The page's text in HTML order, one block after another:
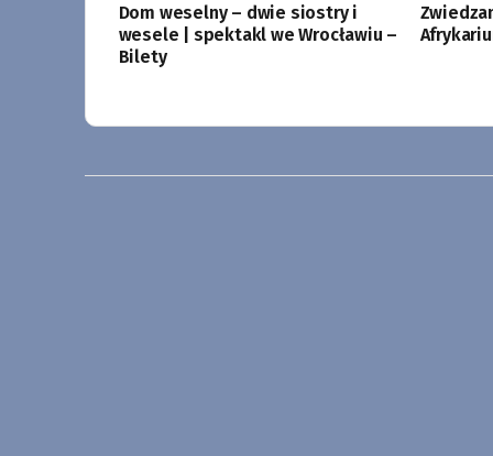
Dom weselny – dwie siostry i
wesele | spektakl we Wrocławiu –
Bilety